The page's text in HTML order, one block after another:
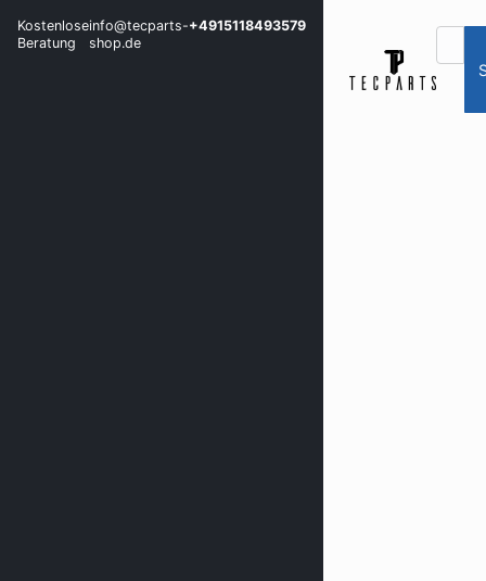
Kostenlose
Beratung
info@tecparts-
shop.de
+4915118493579